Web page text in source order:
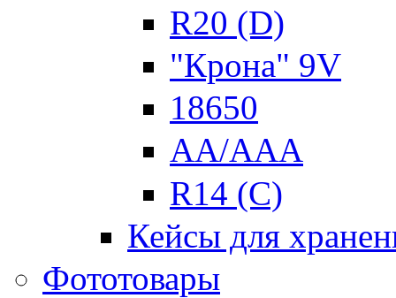
R20 (D)
"Крона" 9V
18650
AA/AAA
R14 (C)
Кейсы для
Фототовары